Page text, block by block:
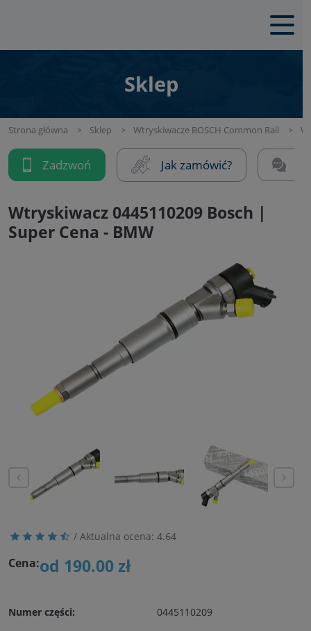
Sklep
Strona główna Sklep Wtryskiwacze BOSCH Common Rail
Zadzwoń Jak zamówić?
Wtryskiwacz 0445110209 Bosch |
Super Cena - BMW
/ Aktualna ocena: 4.64
Cena:od 190.00 zł
Numer części:
0445110209